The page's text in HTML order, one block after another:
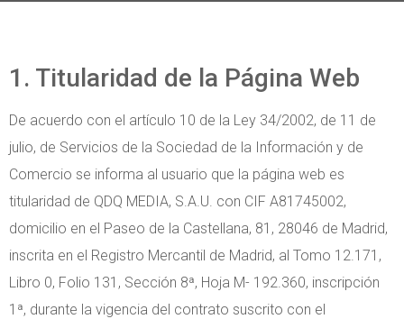
1. Titularidad de la Página Web
De acuerdo con el artículo 10 de la Ley 34/2002, de 11 de
julio, de Servicios de la Sociedad de la Información y de
Comercio se informa al usuario que la página web es
titularidad de QDQ MEDIA, S.A.U. con CIF A81745002,
domicilio en el Paseo de la Castellana, 81, 28046 de Madrid,
inscrita en el Registro Mercantil de Madrid, al Tomo 12.171,
Libro 0, Folio 131, Sección 8ª, Hoja M- 192.360, inscripción
1ª, durante la vigencia del contrato suscrito con el